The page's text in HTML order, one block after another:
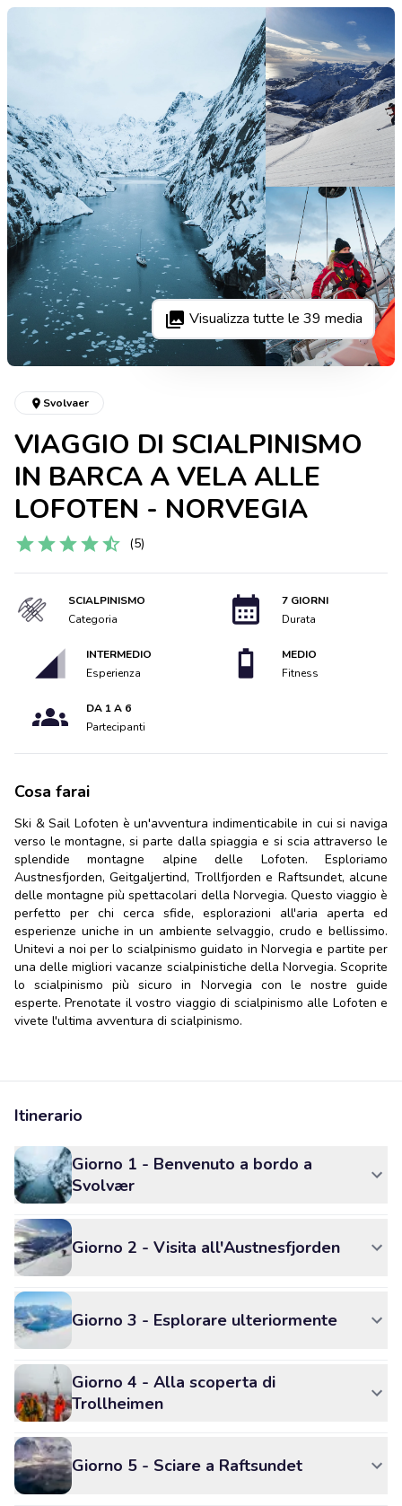
Visualizza tutte le 39 media
Svolvaer
VIAGGIO DI SCIALPINISMO
IN BARCA A VELA ALLE
LOFOTEN - NORVEGIA
(5)
SCIALPINISMO
Categoria
7 GIORNI
Durata
INTERMEDIO
Esperienza
MEDIO
Fitness
DA 1 A 6
Partecipanti
Cosa farai
Ski & Sail Lofoten è un'avventura indimenticabile in cui si naviga
verso le montagne, si parte dalla spiaggia e si scia attraverso le
splendide montagne alpine delle Lofoten. Esploriamo
Austnesfjorden, Geitgaljertind, Trollfjorden e Raftsundet, alcune
delle montagne più spettacolari della Norvegia. Questo viaggio è
perfetto per chi cerca sfide, esplorazioni all'aria aperta ed
esperienze uniche in un ambiente selvaggio, crudo e bellissimo.
Unitevi a noi per lo scialpinismo guidato in Norvegia e partite per
una delle migliori vacanze scialpinistiche della Norvegia. Scoprite
lo scialpinismo più sicuro in Norvegia con le nostre guide
esperte. Prenotate il vostro viaggio di scialpinismo alle Lofoten e
vivete l'ultima avventura di scialpinismo.
Itinerario
Giorno 1 - Benvenuto a bordo a
Svolvær
Giorno 2 - Visita all'Austnesfjorden
Giorno 3 - Esplorare ulteriormente
Giorno 4 - Alla scoperta di
Trollheimen
Giorno 5 - Sciare a Raftsundet